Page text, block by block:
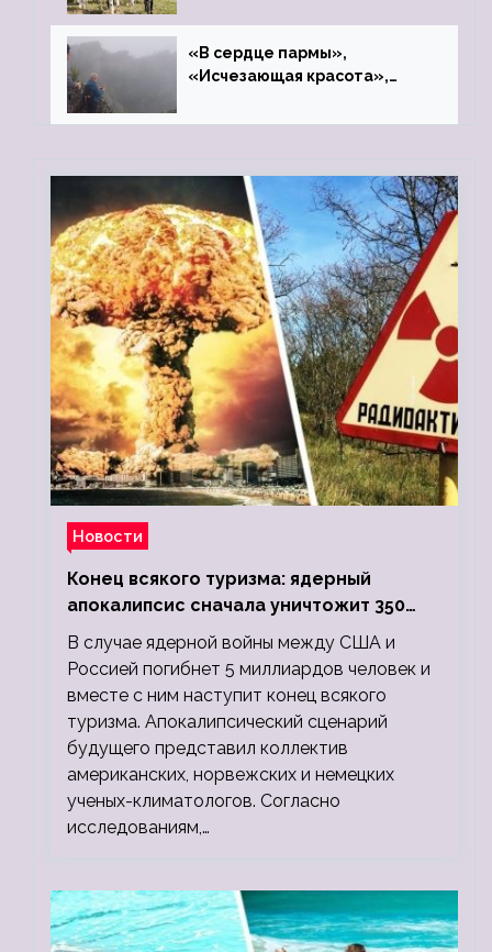
«В сердце пармы»,
«Исчезающая красота»,
Новости
Конец всякого туризма: ядерный
апокалипсис сначала уничтожит 350
миллионов, а потом 5 миллиардов
людей
В случае ядерной войны между США и
Россией погибнет 5 миллиардов человек и
вместе с ним наступит конец всякого
туризма. Апокалипсический сценарий
будущего представил коллектив
американских, норвежских и немецких
ученых-климатологов. Согласно
исследованиям,…